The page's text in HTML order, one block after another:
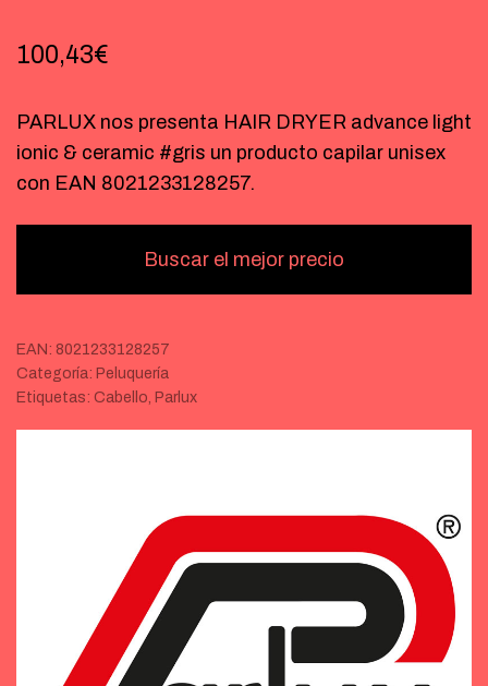
100,43€
PARLUX nos presenta HAIR DRYER advance light
ionic & ceramic #gris un producto capilar unisex
con EAN 8021233128257.
Buscar el mejor precio
EAN: 8021233128257
Categoría: Peluquería
Etiquetas: Cabello, Parlux